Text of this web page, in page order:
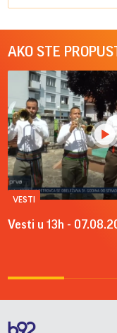
AKO STE
VESTI
Vesti u 13h -